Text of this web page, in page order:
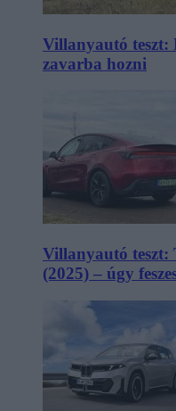
Villanyautó teszt:
zavarba hozni
Villanyautó teszt:
(2025) – úgy